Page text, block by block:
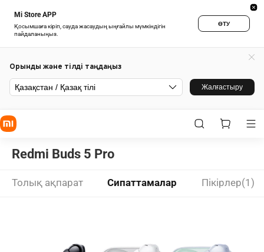
Mi Store APP
Қосымшаға кіріп, сауда жасаудың ыңғайлы мүмкіндігін
пайдаланыңыз.
ӨТУ
Орынды және тілді таңдаңыз
Қазақстан / Қазақ тілі Жалғастыру
Redmi Buds 5 Pro
Толық ақпарат Сипаттамалар Пікірлер(1)